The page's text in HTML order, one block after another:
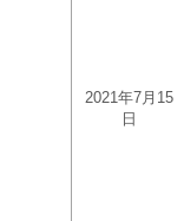
2021年7月15
日